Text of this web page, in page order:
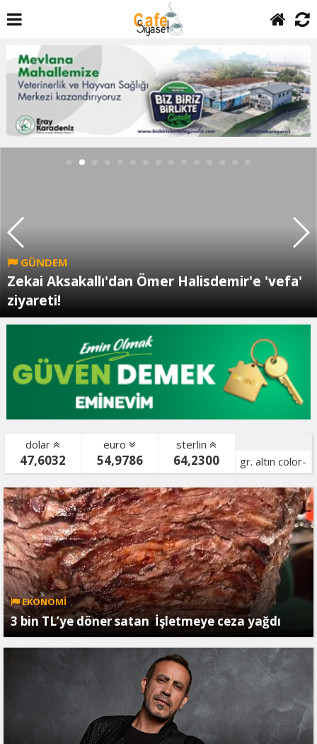
GÜNDEM
Zekai Aksakallı'dan Ömer Halisdemir'e 'vefa'
ziyareti!
dolar
47,6032
euro
54,9786
sterlin
64,2300
gr. altın color-
bist color-
EKONOMİ
3 bin TL’ye döner satan İşletmeye ceza yağdı